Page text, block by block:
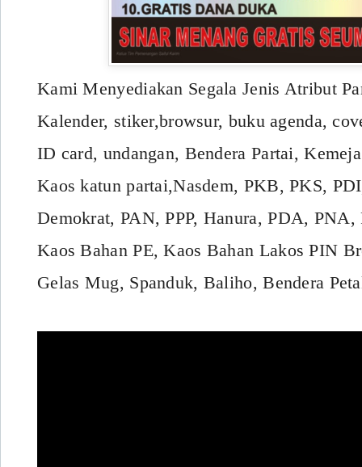
Kami Menyediakan Segala Jenis Atribut
Kalender, stiker,browsur, buku agenda,
ID card, undangan, Bendera Partai,
Kaos katun partai,Nasdem, PKB, PKS,
Demokrat, PAN, PPP, Hanura, PDA,
Kaos Bahan PE, Kaos Bahan Lakos PIN
Gelas Mug, Spanduk, Baliho, Bendera